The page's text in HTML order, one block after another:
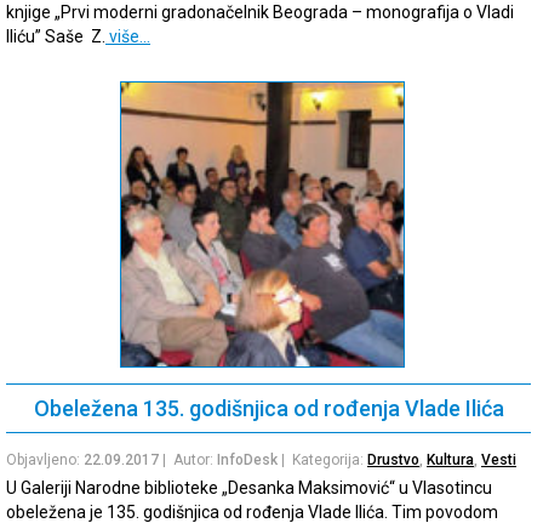
knjige „Prvi moderni gradonačelnik Beograda – monografija o Vladi
Iliću” Saše Z. više…
Obeležena 135. godišnjica od rođenja Vlade Ilića
Objavljeno: 22.09.2017 | Autor: InfoDesk | Kategorija: Drustvo, Kultura, Vesti
U Galeriji Narodne biblioteke „Desanka Maksimović“ u Vlasotincu
obeležena je 135. godišnjica od rođenja Vlade Ilića. Tim povodom